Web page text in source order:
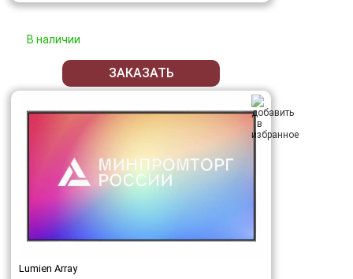
В наличии
ЗАКАЗАТЬ
Lumien Array